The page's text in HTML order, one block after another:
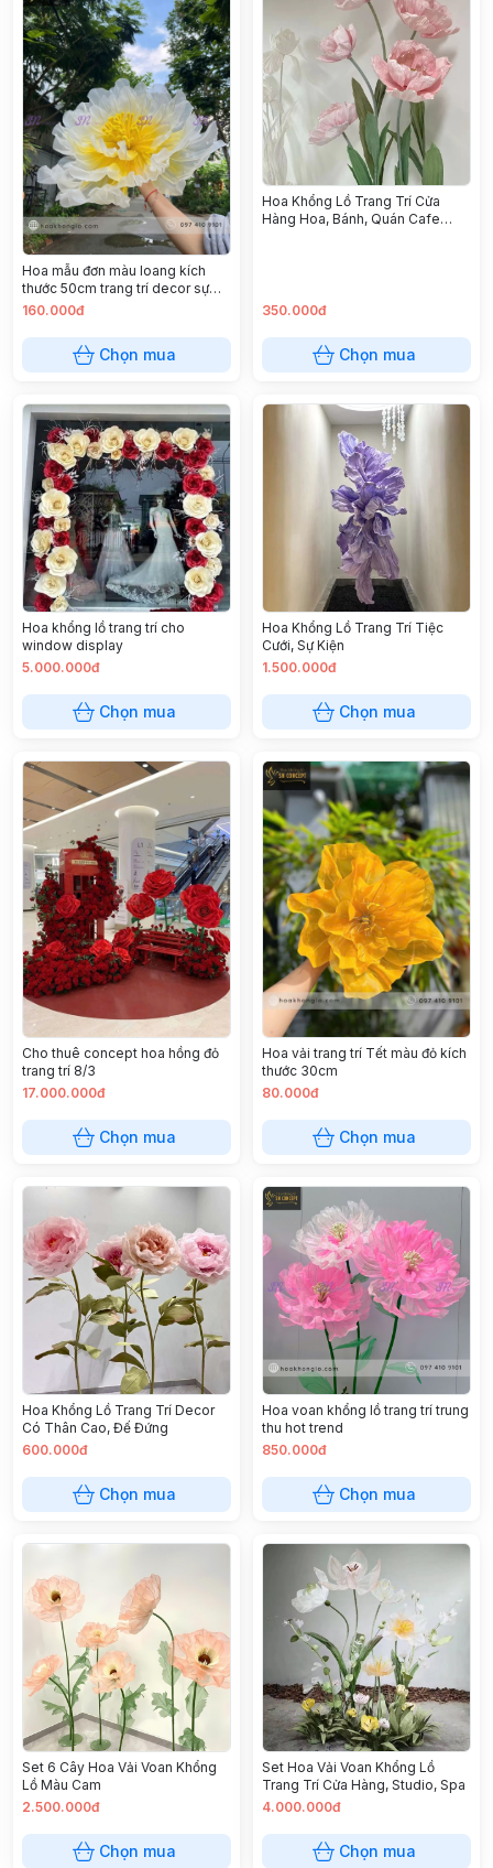
Hoa mẫu đơn màu loang kích
thước 50cm trang trí decor sự
kiện
160.000đ
Chọn mua
Hoa Khổng Lồ Trang Trí Cửa
Hàng Hoa, Bánh, Quán Cafe
350.000đ
Chọn mua
Hoa khổng lồ trang trí cho
window display
5.000.000đ
Chọn mua
Hoa Khổng Lồ Trang Trí Tiệc
Cưới, Sự Kiện
1.500.000đ
Chọn mua
Cho thuê concept hoa hồng đỏ
trang trí 8/3
17.000.000đ
Chọn mua
Hoa vải trang trí Tết màu đỏ kích
thước 30cm
80.000đ
Chọn mua
Hoa Khổng Lồ Trang Trí Decor
Có Thân Cao, Đế Đứng
600.000đ
Chọn mua
Hoa voan khổng lồ trang trí trung
thu hot trend
850.000đ
Chọn mua
Set 6 Cây Hoa Vải Voan Khổng
Lồ Màu Cam
2.500.000đ
Chọn mua
Set Hoa Vải Voan Khổng Lồ
Trang Trí Cửa Hàng, Studio, Spa
4.000.000đ
Chọn mua